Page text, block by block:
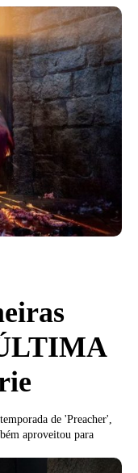
de 'Preacher',
aproveitou para